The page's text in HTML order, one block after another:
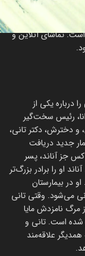
ساخته شده است. تماشای آنلاین و
درباره یکی از
رئیس سخت‌گیر
و دخترش، دکتر تانی،
جدید دریافت
جز آناند، پسر
او را برادر بزرگ‌تر
در بیمارستان
می‌شود. وقتی تانی
مرگ نامزدش مایا
شده است. تانی و
علاقه‌مند